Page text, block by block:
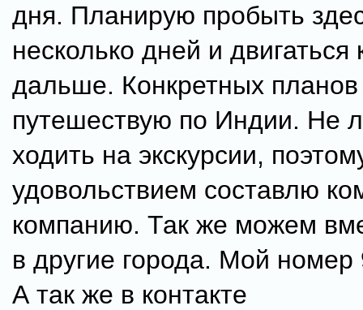
дня. Планирую пробыть
несколько дней и двигаться
дальше. Конкретных планов
путешествую по Индии. Не
ходить на экскурсии,
удовольствием составлю
компанию. Так же можем
в другие города. Мой
А так же в контакте